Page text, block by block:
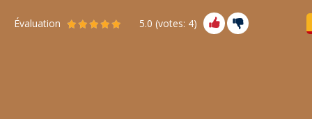
Évaluation 5.0 (votes: 4)